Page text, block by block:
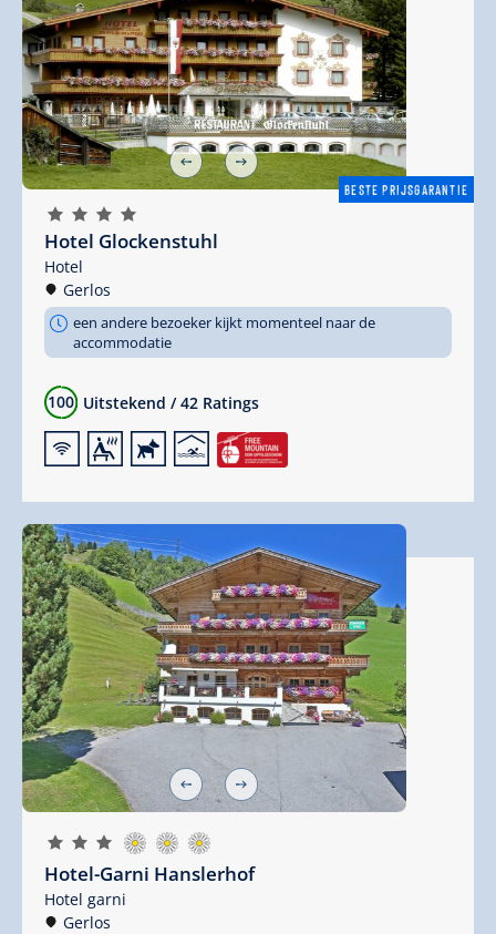
BESTE PRIJSGARANTIE
🞙 🞙 🞙 🞙
Hotel Glockenstuhl
Hotel
Gerlos
een andere bezoeker kijkt momenteel naar de
accommodatie
100 Uitstekend / 42 Ratings
🜉🗔🔮🅤
🞙 🞙 🞙
Hotel-Garni Hanslerhof
Hotel garni
Gerlos